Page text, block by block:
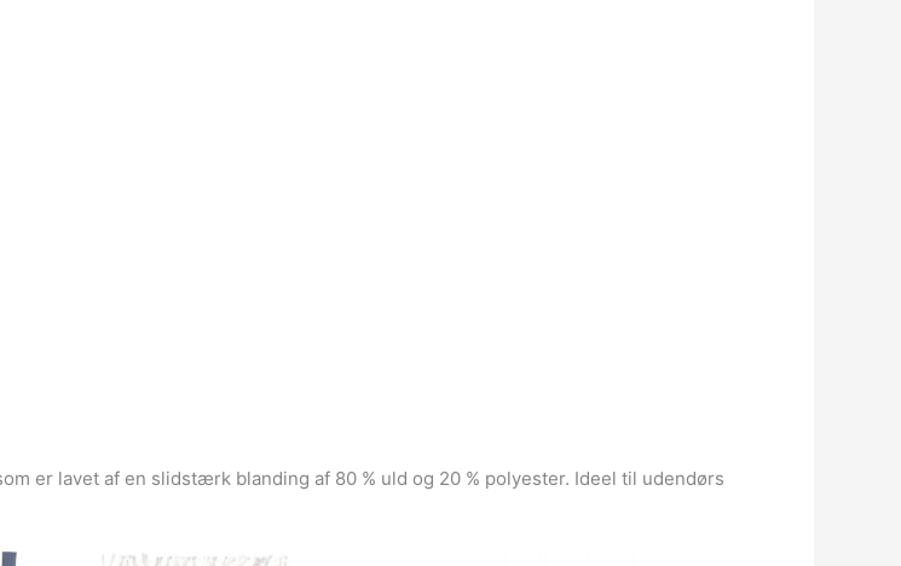
er lavet af en slidstærk blanding af 80 % uld og 20 % polyester. Ideel til udendørs